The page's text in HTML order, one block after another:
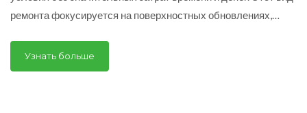
ремонта фокусируется на поверхностных обновлениях,
включать в себя замену сантехники, напольных покрытий и
даже наклейку плинтусов. Узнайте о ключевых этапах и
Узнать больше